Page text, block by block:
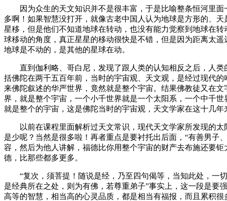
因为众生的天文知识并不是很丰富，于是比喻整条恒河里面
多啊！如果智慧没打开，就像古老中国人认为地球是方形的、
星移，但是他们不知道地球在转动，也没有能力觉察到地球在
球移动的角度，真正星星的移动很快是不错，但是因为距离太
地球是不动的，是其他的星球在动。
直到伽利略、哥白尼，发现了跟人类的认知相反之后，人类
括佛陀在两千五百年前，当时的宇宙观、天文观，是经过现代
来佛陀叙述的华严世界，竟然就是整个宇宙。结果佛教徒又在
界，就是整个宇宙，一个小千世界就是一个太阳系，一个中千
就是整个的宇宙，这是佛陀当时的宇宙观，天文学家在这十几
以前在课程里面解析过天文常识，现代天文学家所发现的太
是少呢？当然是很多啦！再者重点是要衬托出后面，“有善男子
容，然后为他人讲解，福德比你用整个宇宙的财产去布施还要
德，比那些都多更多。
“复次，须菩提！随说是经，乃至四句偈等，当知此处，一切
是经典所在之处，则为有佛，若尊重弟子”事实上，这一段是要
高等的智慧，相当高的心灵品质，都是相当有福报，而且累积